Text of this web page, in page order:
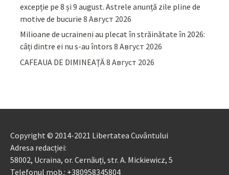
excepție pe 8 și 9 august. Astrele anunță zile pline de
motive de bucurie 8 Август 2026
Milioane de ucraineni au plecat în străinătate în 2026:
câți dintre ei nu s-au întors 8 Август 2026
CAFEAUA DE DIMINEAȚĂ8 Август 2026
Copyright © 2014-2021 Libertatea Cuvântului
Adresa redacției:
58002, Ucraina, or. Cernăuți, str. A. Mickiewicz, 5
Telefonul mob.: +380958345804